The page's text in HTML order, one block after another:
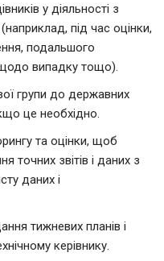
у діяльності з
під час оцінки,
подальшого
випадку тощо).
групи до державних
це необхідно.
та оцінки, щоб
точних звітів і даних з
даних і
тижневих планів і
керівнику.